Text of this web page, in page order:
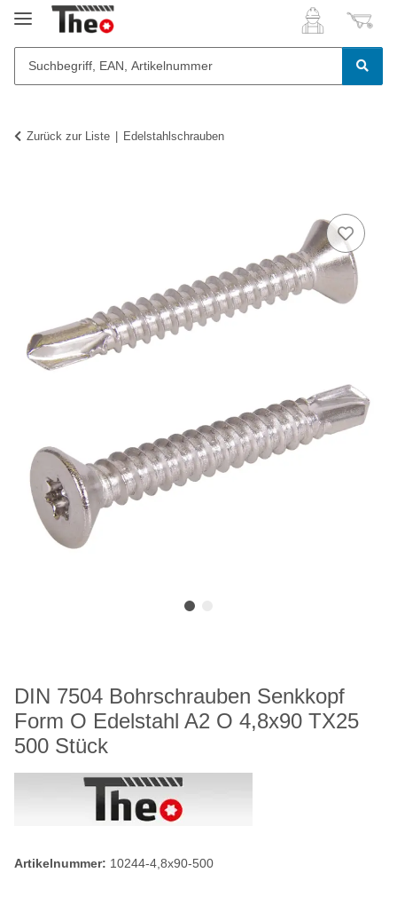
Zurück zur Liste Edelstahlschrauben
DIN 7504 Bohrschrauben Senkkopf
Form O Edelstahl A2 O 4,8x90 TX25
500 Stück
Artikelnummer: 10244-4,8x90-500